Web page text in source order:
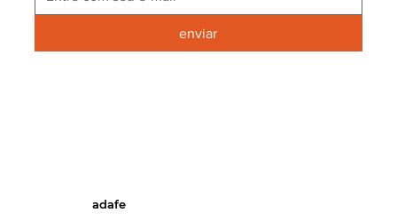
enviar
adafe